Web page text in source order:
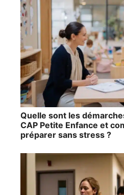
Quelle sont les
CAP Petite Enfance et
préparer sans stress ?